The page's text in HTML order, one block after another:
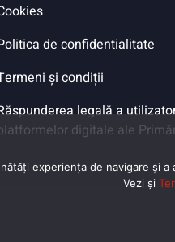
de confidentialitate
și condiții
legală a
digitale ale
experiența de navigare și
Vezi și